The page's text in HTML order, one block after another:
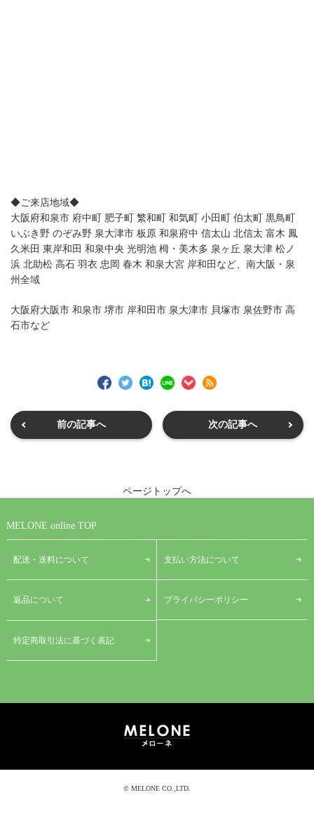
◆ご来店地域◆
大阪府和泉市 府中町 肥子町 繁和町 和気町 小田町 伯太町 黒鳥町
いぶき野 のぞみ野 泉大津市 板原 和泉府中 信太山 北信太 富木 鳳
久米田 東岸和田 和泉中央 光明池 栂・美木多 泉ヶ丘 泉大津 松ノ
浜 北助松 高石 羽衣 忠岡 春木 和泉大宮 岸和田など、南大阪・泉
州全域
大阪府大阪市 和泉市 堺市 岸和田市 泉大津市 貝塚市 泉佐野市 高
石市など
前の記事へ 次の記事へ
ページトップへ
MELONE online TOP
配送・送料について 支払い方法について
返品について プライバシーポリシー
特定商取引法に基づく表記
© MELONE CO.,LTD.